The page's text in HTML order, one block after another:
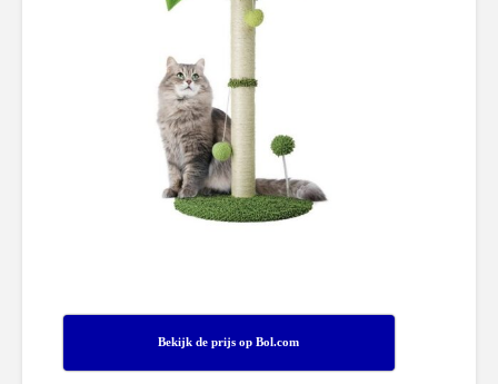
Bekijk de prijs op Bol.com